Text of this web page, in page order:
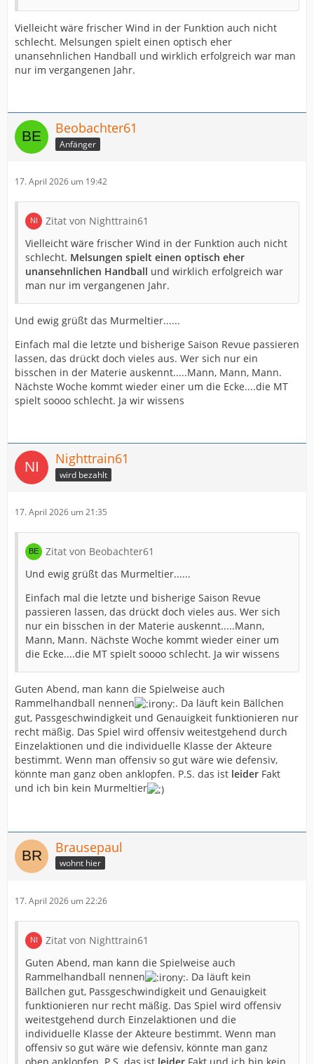
Vielleicht wäre frischer Wind in der Funktion auch nicht
schlecht. Melsungen spielt einen optisch eher
unansehnlichen Handball und wirklich erfolgreich war man
nur im vergangenen Jahr.
Beobachter61
Anfänger
17. April 2026 um 19:42
Zitat von Nighttrain61
Vielleicht wäre frischer Wind in der Funktion auch nicht
schlecht. Melsungen spielt einen optisch eher
unansehnlichen Handball und wirklich erfolgreich war
man nur im vergangenen Jahr.
Und ewig grüßt das Murmeltier......
Einfach mal die letzte und bisherige Saison Revue passieren
lassen, das drückt doch vieles aus. Wer sich nur ein
bisschen in der Materie auskennt.....Mann, Mann, Mann.
Nächste Woche kommt wieder einer um die Ecke....die MT
spielt soooo schlecht. Ja wir wissens
Nighttrain61
wird bezahlt
17. April 2026 um 21:35
Zitat von Beobachter61
Und ewig grüßt das Murmeltier......
Einfach mal die letzte und bisherige Saison Revue
passieren lassen, das drückt doch vieles aus. Wer sich
nur ein bisschen in der Materie auskennt.....Mann,
Mann, Mann. Nächste Woche kommt wieder einer um
die Ecke....die MT spielt soooo schlecht. Ja wir wissens
Guten Abend, man kann die Spielweise auch
Rammelhandball nennen
. Da läuft kein Bällchen
gut, Passgeschwindigkeit und Genauigkeit funktionieren nur
recht mäßig. Das Spiel wird offensiv weitestgehend durch
Einzelaktionen und die individuelle Klasse der Akteure
bestimmt. Wenn man offensiv so gut wäre wie defensiv,
könnte man ganz oben anklopfen. P.S. das ist leider Fakt
und ich bin kein Murmeltier
Brausepaul
wohnt hier
17. April 2026 um 22:26
Zitat von Nighttrain61
Guten Abend, man kann die Spielweise auch
Rammelhandball nennen
. Da läuft kein
Bällchen gut, Passgeschwindigkeit und Genauigkeit
funktionieren nur recht mäßig. Das Spiel wird offensiv
weitestgehend durch Einzelaktionen und die
individuelle Klasse der Akteure bestimmt. Wenn man
offensiv so gut wäre wie defensiv, könnte man ganz